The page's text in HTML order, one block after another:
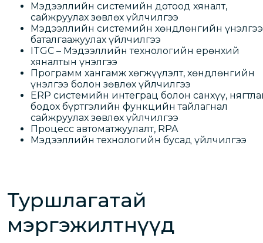
Мэдээллийн системийн дотоод хяналт,
сайжруулах зөвлөх үйлчилгээ
Мэдээллийн системийн хөндлөнгийн
баталгаажуулах үйлчилгээ
ITGC – Мэдээллийн технологийн ерөнхий
хяналтын үнэлгээ
Программ хангамж хөгжүүлэлт, хөндлөнгийн
үнэлгээ болон зөвлөх үйлчилгээ
ERP системийн интеграц болон санхүү,
бодох бүртгэлийн функцийн тайлагнал
сайжруулах зөвлөх үйлчилгээ
Процесс автоматжуулалт, RPA
Мэдээллийн технологийн бусад үйлчилгээ
Туршлагатай
мэргэжилтнүүд